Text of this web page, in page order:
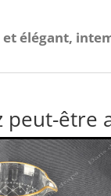
et élégant,
peut-être